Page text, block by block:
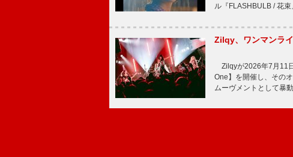
ル『FLASHBULB / 花
Zilqy、ワンマンラ
Zilqyが2026年7月11
One】を開催し、その
ムーヴメントとして暴